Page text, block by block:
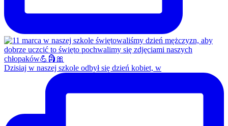
Dzisiaj w naszej szkole odbył się dzień kobiet, w